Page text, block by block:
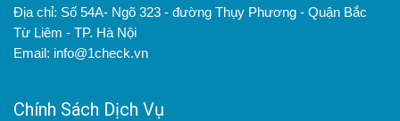
Địa chỉ: Số 54A- Ngõ 323 - đường Thụy Phương - Quận Bắc
Từ Liêm - TP. Hà Nội
Email: info@1check.vn
Chính Sách Dịch Vụ